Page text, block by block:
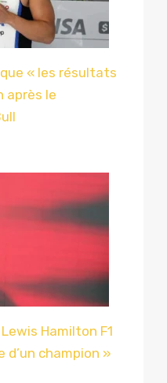
« les résultats
après le
Hamilton F1
d’un champion »